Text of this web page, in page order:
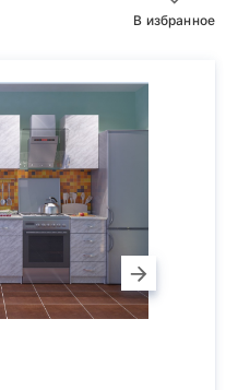
В избранное